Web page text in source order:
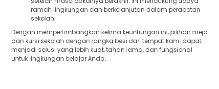
ramah lingkungan dan berkelanjutan dalam perabotan
sekolah.
Dengan mempertimbangkan kelima keuntungan ini, pilihan meja
dan kursi sekolah dengan rangka besi dari tempat kami dapat
menjadi solusi yang lebih kuat, tahan lama, dan fungsional
untuk lingkungan belajar Anda.